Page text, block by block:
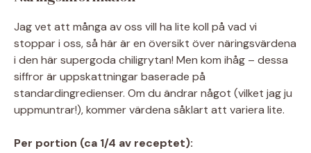
Jag vet att många av oss vill ha lite koll på vad vi
stoppar i oss, så här är en översikt över näringsvärdena
i den här supergoda chiligrytan! Men kom ihåg – dessa
siffror är uppskattningar baserade på
standardingredienser. Om du ändrar något (vilket jag ju
uppmuntrar!), kommer värdena såklart att variera lite.
Per portion (ca 1/4 av receptet):